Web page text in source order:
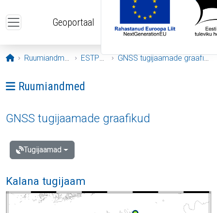
Geoportaal
Avaleht
Ruumiandmed ESTPOS GNSS tugijaamade graafikud
Ava menüü: Ruumiandmed
Ruumiandmed
GNSS tugijaamade graafikud
Tugijaamad
Kalana tugijaam